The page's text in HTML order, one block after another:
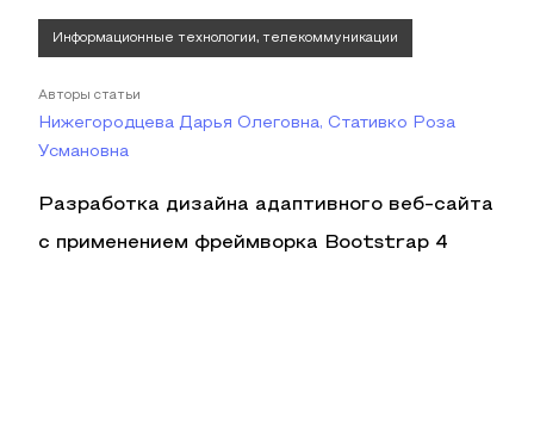
Информационные технологии, телекоммуникации
Авторы статьи
Нижегородцева Дарья Олеговна, Стативко Роза
Усмановна
Разработка дизайна адаптивного веб-сайта
с применением фреймворка Bootstrap 4